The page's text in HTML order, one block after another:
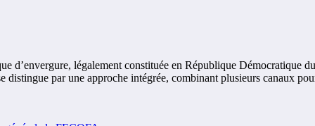
d’envergure, légalement constituée en République Démocratique
par une approche intégrée, combinant plusieurs canaux